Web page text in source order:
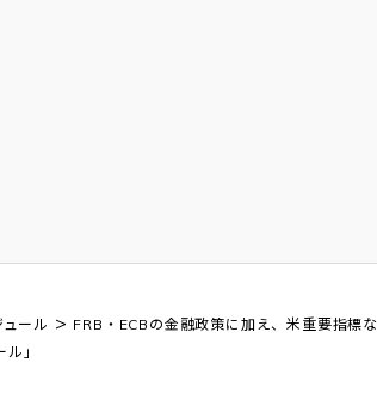
ール > FRB・ECBの金融政策に加え、米重要指
」